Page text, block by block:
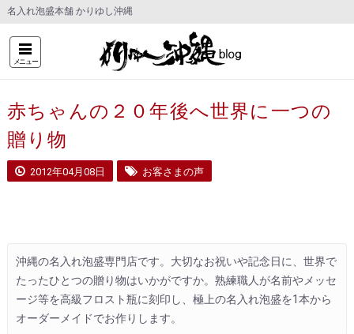
名入れ泡盛本舗 かりゆし沖縄
メニュー
赤ちゃんの２０年後へ世界に一つの
贈り物
2012年04月08日 お客さまの声
沖縄の名入れ泡盛専門店です。大切なお祝いや記念日に、世界で
たったひとつの贈り物はいかがですか。熟練職人が名前やメッセ
ージ等を高級フロスト瓶に刻印し、極上の名入れ泡盛を1本から
オーダーメイドでお作りします。